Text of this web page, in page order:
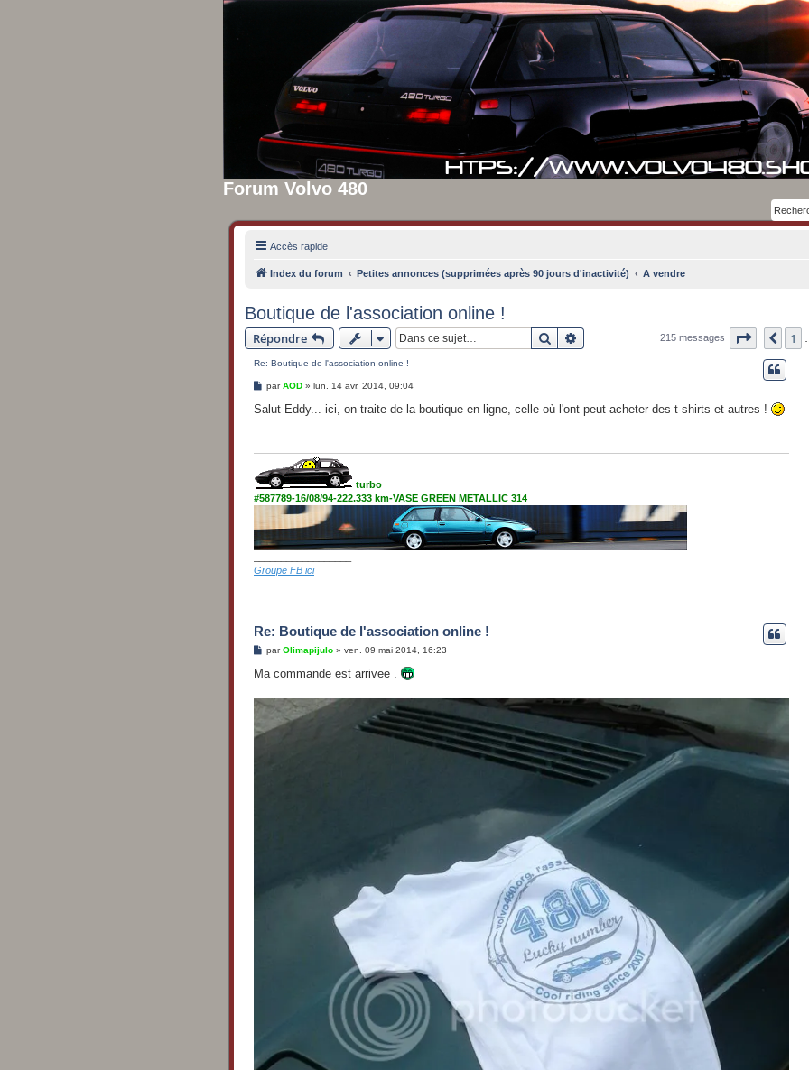
Forum Volvo 480
Accès rapide
Index du forum Petites annonces (supprimées après 90 jours d'inactivité) A vendre
Boutique de l'association online !
Répondre RechercherRecherche avancée215 messages Page sur
1
Re: Boutique de l'association online !
M
s
parAOD » lun. 14 avr. 2014, 09:04
Salut Eddy... ici, on traite de la boutique en ligne, celle où l'ont peut acheter des t-shirts et autres !
turbo
#587789-16/08/94-222.333 km-VASE GREEN METALLIC 314
Groupe FB ici
Re: Boutique de l'association online !
M
s
g
parOlimapijulo » ven. 09 mai 2014, 16:23
Ma commande est arrivee .